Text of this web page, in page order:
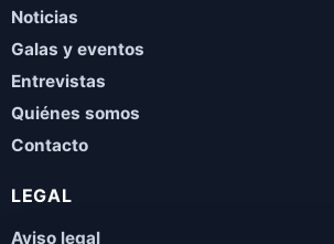
Noticias
Galas y eventos
Entrevistas
Quiénes somos
Contacto
LEGAL
Aviso legal